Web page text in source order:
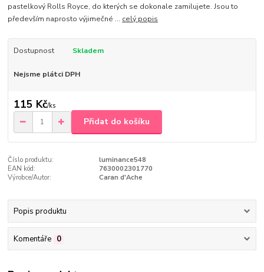
pastelkový Rolls Royce, do kterých se dokonale zamilujete. Jsou to
především naprosto výjimečné ... celý popis
Dostupnost Skladem
Nejsme plátci DPH
115 Kč/ks
Přidat do košíku
Číslo produktu:
luminance548
EAN kód:
7630002301770
Výrobce/Autor:
Caran d'Ache
Popis produktu
Komentáře 0